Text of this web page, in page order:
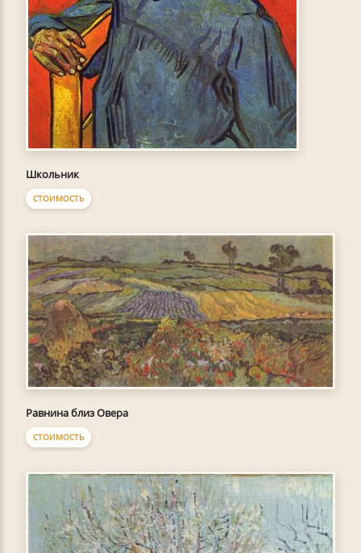
Школьник
СТОИМОСТЬ
Равнина близ Овера
СТОИМОСТЬ